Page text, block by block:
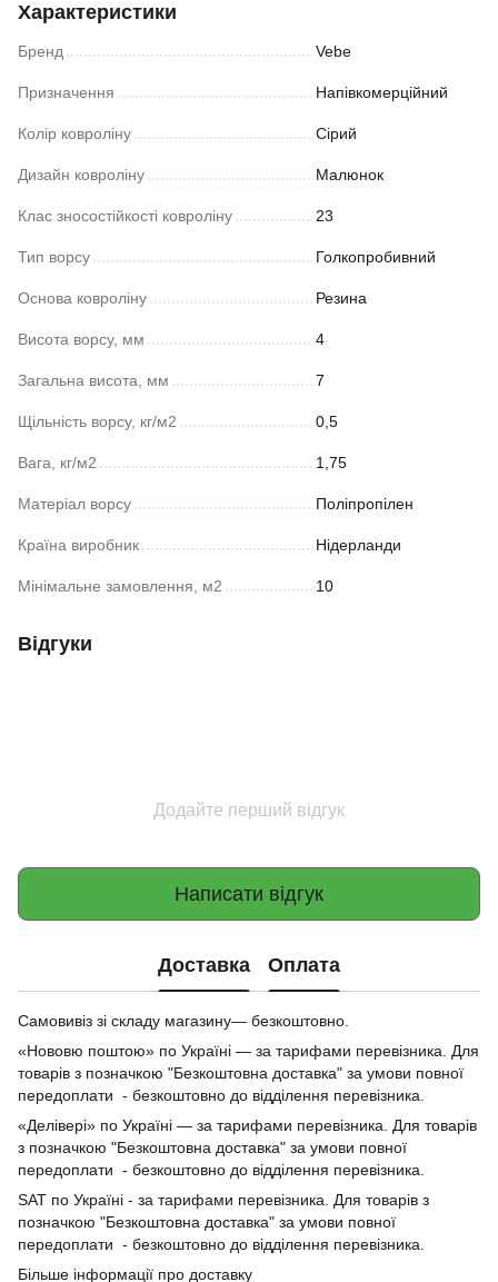
Характеристики
Бренд Vebe
Призначення Напівкомерційний
Колір ковроліну Сірий
Дизайн ковроліну Малюнок
Клас зносостійкості ковроліну 23
Тип ворсу Голкопробивний
Основа ковроліну Резина
Висота ворсу, мм 4
Загальна висота, мм 7
Щільність ворсу, кг/м2 0,5
Вага, кг/м2 1,75
Матеріал ворсу Поліпропілен
Країна виробник Нідерланди
Мінімальне замовлення, м2 10
Відгуки
Додайте перший відгук
Написати відгук
Доставка Оплата
Самовивіз зі складу магазину— безкоштовно.
«Нововю поштою» по Україні — за тарифами перевізника. Для
товарів з позначкою "Безкоштовна доставка" за умови повної
передоплати - безкоштовно до відділення перевізника.
«Делівері» по Україні — за тарифами перевізника. Для товарів
з позначкою "Безкоштовна доставка" за умови повної
передоплати - безкоштовно до відділення перевізника.
SAT по Україні - за тарифами перевізника. Для товарів з
позначкою "Безкоштовна доставка" за умови повної
передоплати - безкоштовно до відділення перевізника.
Більше інформації про доставку